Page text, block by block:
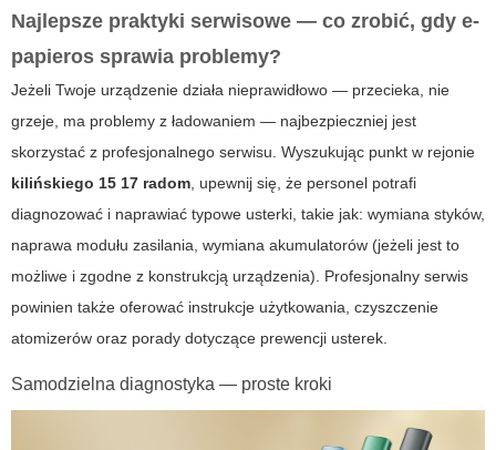
Najlepsze praktyki serwisowe — co zrobić, gdy e-
papieros sprawia problemy?
Jeżeli Twoje urządzenie działa nieprawidłowo — przecieka, nie
grzeje, ma problemy z ładowaniem — najbezpieczniej jest
skorzystać z profesjonalnego serwisu. Wyszukując punkt w rejonie
kilińskiego 15 17 radom, upewnij się, że personel potrafi
diagnozować i naprawiać typowe usterki, takie jak: wymiana styków,
naprawa modułu zasilania, wymiana akumulatorów (jeżeli jest to
możliwe i zgodne z konstrukcją urządzenia). Profesjonalny serwis
powinien także oferować instrukcje użytkowania, czyszczenie
atomizerów oraz porady dotyczące prewencji usterek.
Samodzielna diagnostyka — proste kroki